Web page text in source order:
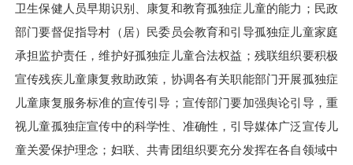
卫生保健人员早期识别、康复和教育孤独症儿童的能力；民政
部门要督促指导村（居）民委员会教育和引导孤独症儿童家庭
承担监护责任，维护好孤独症儿童合法权益；残联组织要积极
宣传残疾儿童康复救助政策，协调各有关职能部门开展孤独症
儿童康复服务标准的宣传引导；宣传部门要加强舆论引导，重
视儿童孤独症宣传中的科学性、准确性，引导媒体广泛宣传儿
童关爱保护理念；妇联、共青团组织要充分发挥在各自领域中